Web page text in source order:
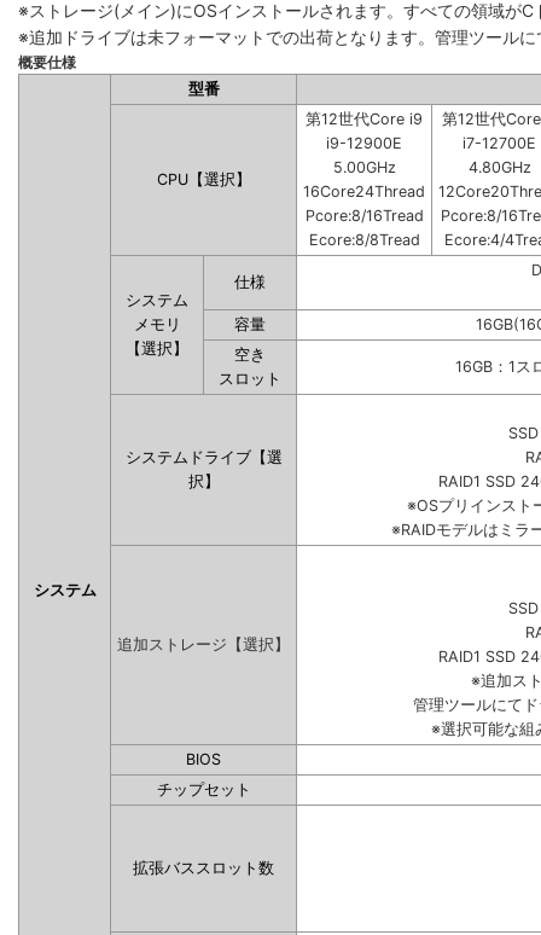
※ストレージ(メイン)にOSインストールされます。すべての領域がC
※追加ドライブは未フォーマットでの出荷となります。管理ツール
概要仕様
システム
型番
CPU【選択】
第12世代Core i9
i9-12900E
5.00GHz
16Core24Thread
Pcore:8/16Tread
Ecore:8/8Tread
第12世代
i7-12700E
4.80GHz
Pcore:8/
Ecore:4/
システム
メモリ
【選択】
仕様
容量
空き
スロット
16GB：1ス
システムドライブ【選
択】
RAID1 SSD
※OSプリインスト
※RAIDモデルはミラ
追加ストレージ【選択】
RAID1 SSD
※追加ス
管理ツールにて
※選択可能な組
BIOS
チップセット
拡張バススロット数